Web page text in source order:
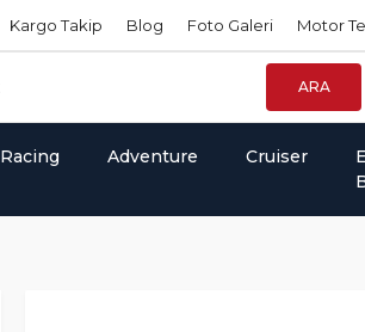
Kargo Takip Blog Foto Galeri Motor
ARA
Racing Adventure Cruiser